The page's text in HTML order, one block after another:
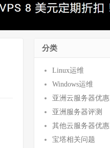
分类
Linux运维
Windows运维
亚洲云服务器优惠
亚洲服务器评测
其他云服务器优惠
宝塔相关问题